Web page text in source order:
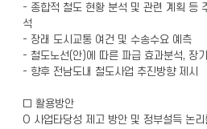
- 종합적 철도 현황 분석 및 관련 계획 등
석
- 장래 도시교통 여건 및 수송수요 예측
- 철도노선(안)에 따른 파급 효과분석, 장
- 향후 전남도내 철도사업 추진방향 제시
□ 활용방안
O 사업타당성 제고 방안 및 정부설득 논